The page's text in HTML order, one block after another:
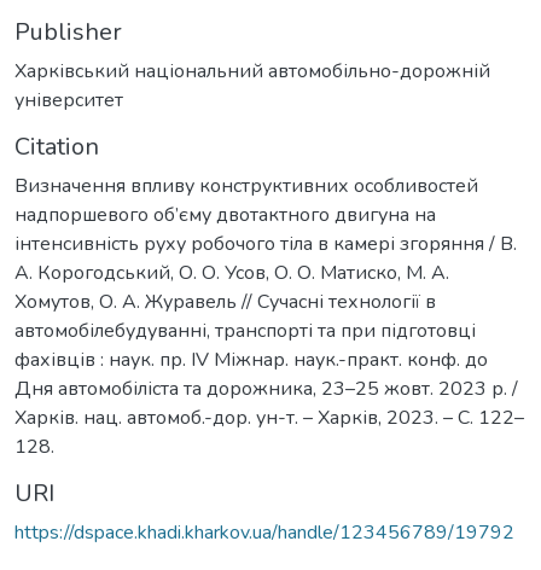
Publisher
Харківський національний автомобільно-дорожній
університет
Citation
Визначення впливу конструктивних особливостей
надпоршевого об’єму двотактного двигуна на
інтенсивність руху робочого тіла в камері згоряння / В.
А. Корогодський, О. О. Усов, О. О. Матиско, М. А.
Хомутов, О. А. Журавель // Сучасні технології в
автомобілебудуванні, транспорті та при підготовці
фахівців : наук. пр. IV Міжнар. наук.-практ. конф. до
Дня автомобіліста та дорожника, 23–25 жовт. 2023 р. /
Харків. нац. автомоб.-дор. ун-т. – Харків, 2023. – С. 122–
128.
URI
https://dspace.khadi.kharkov.ua/handle/123456789/19792